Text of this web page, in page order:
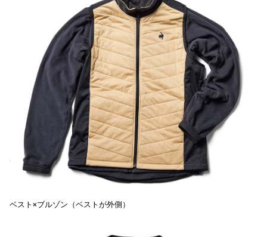
ベスト×ブルゾン（ベストが外側）